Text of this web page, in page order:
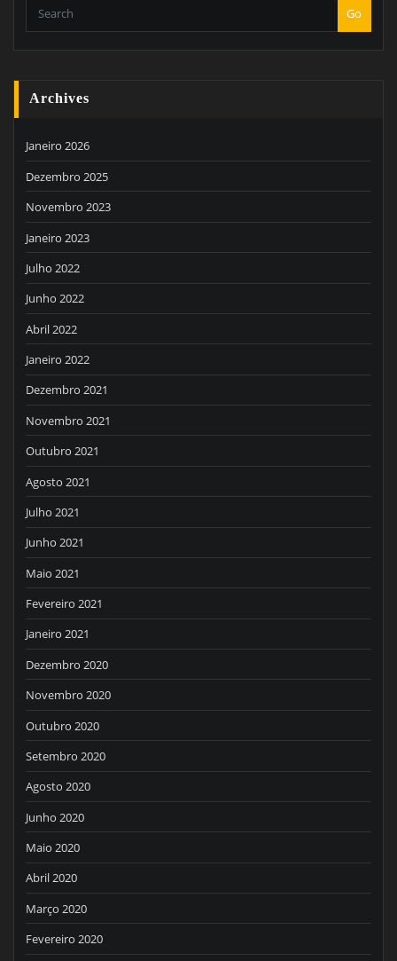
Go
Archives
Janeiro 2026
Dezembro 2025
Novembro 2023
Janeiro 2023
Julho 2022
Junho 2022
Abril 2022
Janeiro 2022
Dezembro 2021
Novembro 2021
Outubro 2021
Agosto 2021
Julho 2021
Junho 2021
Maio 2021
Fevereiro 2021
Janeiro 2021
Dezembro 2020
Novembro 2020
Outubro 2020
Setembro 2020
Agosto 2020
Junho 2020
Maio 2020
Abril 2020
Março 2020
Fevereiro 2020